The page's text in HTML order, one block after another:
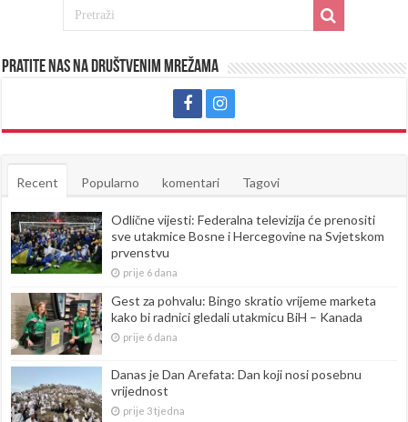
Pratite nas na društvenim mrežama
Recent Popularno komentari Tagovi
Odlične vijesti: Federalna televizija će prenositi
sve utakmice Bosne i Hercegovine na Svjetskom
prvenstvu
prije 6 dana
Gest za pohvalu: Bingo skratio vrijeme marketa
kako bi radnici gledali utakmicu BiH – Kanada
prije 6 dana
Danas je Dan Arefata: Dan koji nosi posebnu
vrijednost
prije 3 tjedna